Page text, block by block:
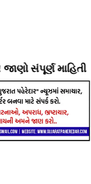
માહિતી ⇝